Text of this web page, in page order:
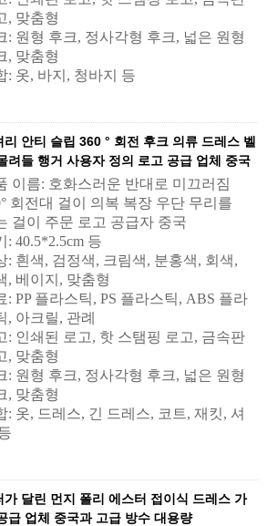
, 맞춤형
: 원형 후크, 정사각형 후크, 넓은 원형
, 맞춤형
: 옷, 바지, 청바지 등
리 안티 슬립 360 ° 회전 후크 의류 드레스 벨
려들 행거 사용자 정의 로고 공급 업체 중국
이름: 호화스러운 반대로 미끄러짐
회전대 걸이 의복 복장 우단 무리를
걸이 주문 로고 공급자 중국
: 40.5*2.5cm 등
: 흰색, 검정색, 크림색, 분홍색, 회색,
, 베이지, 맞춤형
: PP 플라스틱, PS 플라스틱, ABS 플라
, 아크릴, 관례
: 인쇄된 로고, 핫 스탬핑 로고, 금속판
, 맞춤형
: 원형 후크, 정사각형 후크, 넓은 원형
, 맞춤형
: 옷, 드레스, 긴 드레스, 코트, 재킷, 셔
가 달린 먼지 폴리 에스터 접이식 드레스 가
급 업체 중국과 고급 방수 대용량